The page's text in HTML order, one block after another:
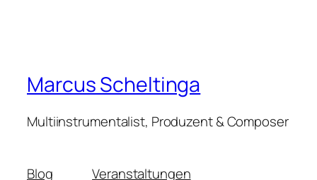
Marcus Scheltinga
Multiinstrumentalist, Produzent & Composer
Blog Veranstaltungen